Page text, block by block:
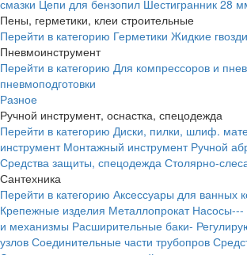
смазки Цепи для бензопил Шестигранник 28
Пены, герметики, клеи строительные
Перейти в категорию Герметики Жидкие гвозди
Пневмоинструмент
Перейти в категорию Для компрессоров и
пневмоподготовки
Разное
Ручной инструмент, оснастка, спецодежда
Перейти в категорию Диски, пилки, шлиф.
инструмент Монтажный инструмент Ручной
Средства защиты, спецодежда Столярно-
Сантехника
Перейти в категорию Аксессуары для ванных
Крепежные изделия Металлопрокат Насосы---
и механизмы Расширительные баки-
узлов Соединительные части трубопров